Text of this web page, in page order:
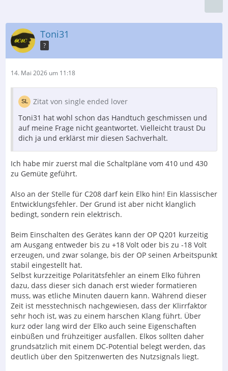
Toni31
?
14. Mai 2026 um 11:18
Zitat von single ended lover
Toni31 hat wohl schon das Handtuch geschmissen und
auf meine Frage nicht geantwortet. Vielleicht traust Du
dich ja und erklärst mir diesen Sachverhalt.
Ich habe mir zuerst mal die Schaltpläne vom 410 und 430
zu Gemüte geführt.
Also an der Stelle für C208 darf kein Elko hin! Ein klassischer
Entwicklungsfehler. Der Grund ist aber nicht klanglich
bedingt, sondern rein elektrisch.
Beim Einschalten des Gerätes kann der OP Q201 kurzeitig
am Ausgang entweder bis zu +18 Volt oder bis zu -18 Volt
erzeugen, und zwar solange, bis der OP seinen Arbeitspunkt
stabil eingestellt hat.
Selbst kurzzeitige Polaritätsfehler an einem Elko führen
dazu, dass dieser sich danach erst wieder formatieren
muss, was etliche Minuten dauern kann. Während dieser
Zeit ist messtechnisch nachgewiesen, dass der Klirrfaktor
sehr hoch ist, was zu einem harschen Klang führt. Über
kurz oder lang wird der Elko auch seine Eigenschaften
einbüßen und frühzeitiger ausfallen. Elkos sollten daher
grundsätzlich mit einem DC-Potential belegt werden, das
deutlich über den Spitzenwerten des Nutzsignals liegt.